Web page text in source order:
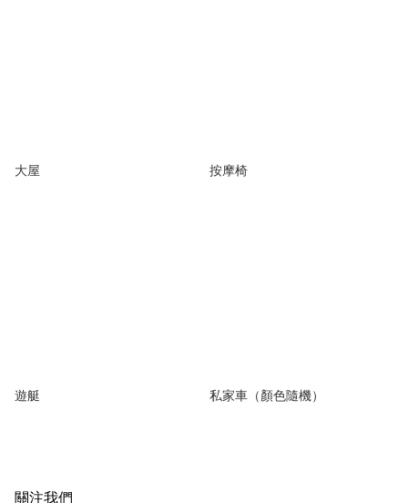
大屋 按摩椅
遊艇 私家車（顏色隨機）
關注我們